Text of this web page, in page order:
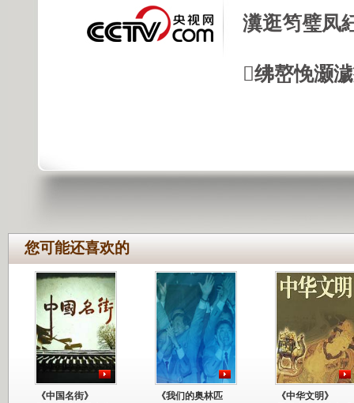
瀵逛笉璧凤
绋嶅悗灏
您可能还喜欢的
《中国名街》
《我们的奥林匹
《中华文明》